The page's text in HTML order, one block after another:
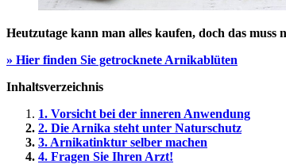
Heutzutage kann man alles kaufen, doch das
» Hier finden Sie getrocknete Arnikablüten
Inhaltsverzeichnis
1. Vorsicht bei der inneren Anwendung
2. Die Arnika steht unter Naturschutz
3. Arnikatinktur selber machen
4. Fragen Sie Ihren Arzt!